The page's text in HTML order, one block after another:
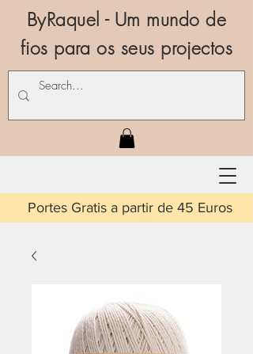
ByRaquel - Um mundo de
fios para os seus projectos
a partir de 45 Euros